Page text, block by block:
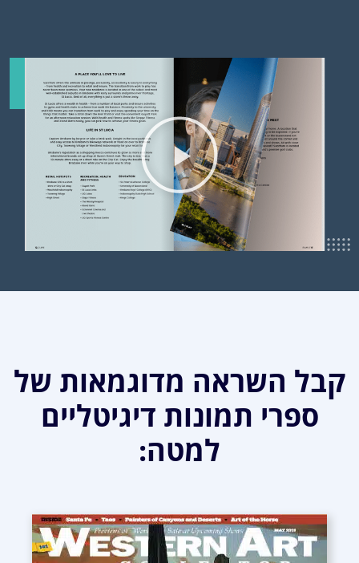
קבל השראה מדוגמאות של
ספרי תמונות דיגיטליים
למטה: